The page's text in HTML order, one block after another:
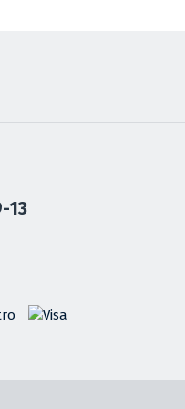
13